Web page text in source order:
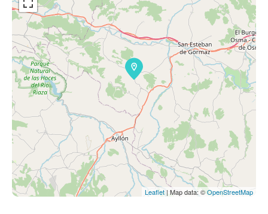
Leaflet | Map data: ©OpenStreetMap